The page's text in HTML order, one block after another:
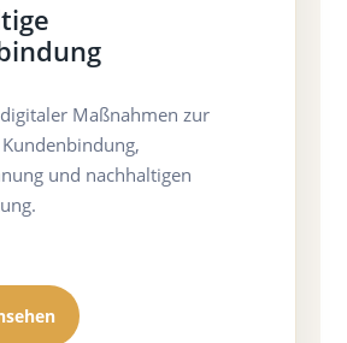
Maßnahmen zur
und nachhaltigen